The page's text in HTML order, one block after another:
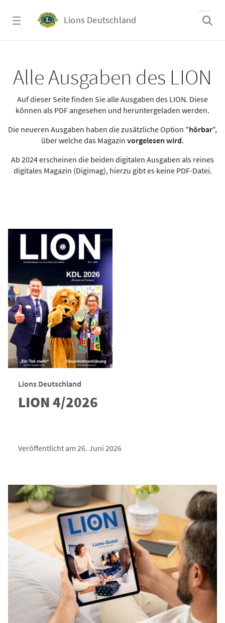
Lions Deutschland
Alle Ausgaben des LION
Auf dieser Seite finden Sie alle Ausgaben des LION. Diese
können als PDF angesehen und heruntergeladen werden.
Die neueren Ausgaben haben die zusätzliche Option "hörbar",
über welche das Magazin vorgelesen wird.
Ab 2024 erscheinen die beiden digitalen Ausgaben als reines
digitales Magazin (Digimag), hierzu gibt es keine PDF-Datei.
Lions Deutschland
LION 4/2026
Veröffentlicht am 26. Juni 2026